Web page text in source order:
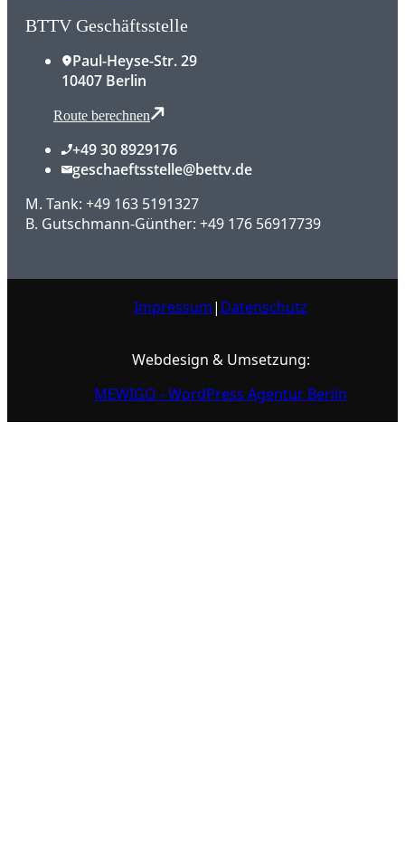
BTTV Geschäftsstelle
Paul-Heyse-Str. 29
10407 Berlin
Route berechnen
+49 30 8929176
geschaeftsstelle@bettv.de
M. Tank: +49 163 5191327
B. Gutschmann-Günther: +49 176 56917739
Impressum| Datenschutz
Webdesign & Umsetzung:
MEWIGO - WordPress Agentur Berlin